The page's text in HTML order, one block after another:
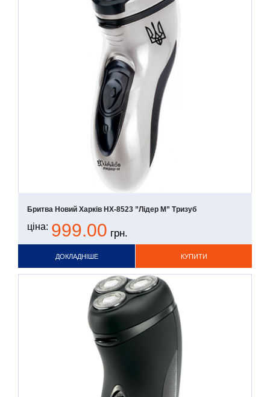
Бритва Новий Харків НХ-8523 ”Лідер М” Тризуб
ціна: 999.00 грн.
КУПИТИ
ДОКЛАДНІШЕ